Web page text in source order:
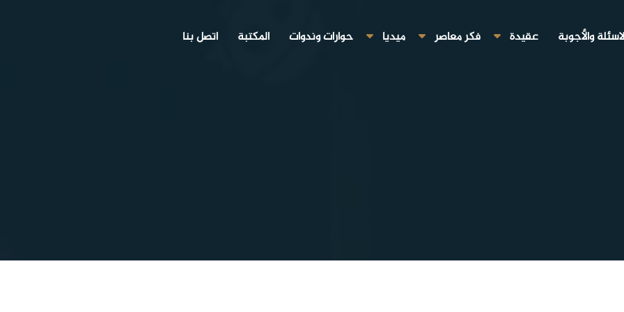
والأجوبة عقيدة فكر معاصر ميديا حوارات وندوات المكتبة اتصل بنا